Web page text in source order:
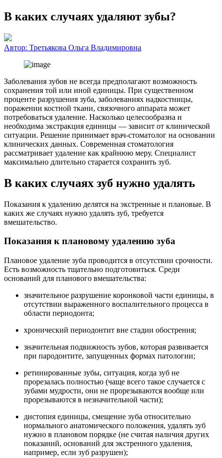
В каких случаях удаляют зубы?
Автор: Третьякова Ольга Владимировна
Заболевания зубов не всегда предполагают возможность
сохранения той или иной единицы. При существенном
проценте разрушения зуба, заболеваниях надкостницы,
поражении костной ткани, связочного аппарата может
потребоваться удаление. Насколько целесообразна и
необходима экстракция единицы — зависит от клинической
ситуации. Решение принимает врач-стоматолог на основании
клинических данных. Современная стоматология
рассматривает удаление как крайнюю меру. Специалист
максимально длительно старается сохранить зуб.
В каких случаях зуб нужно удалять
Показания к удалению делятся на экстренные и плановые. В
каких же случаях нужно удалять зуб, требуется
вмешательство.
Показания к плановому удалению зуба
Плановое удаление зуба проводится в отсутствии срочности.
Есть возможность тщательно подготовиться. Среди
оснований для планового вмешательства:
значительное разрушение коронковой части единицы, в
отсутствии выраженного воспалительного процесса в
области периодонта;
хронический периодонтит вне стадии обострения;
значительная подвижность зубов, которая развивается
при пародонтите, запущенных формах патологии;
ретинированные зубы, ситуация, когда зуб не
прорезалась полностью (чаще всего такое случается с
зубами мудрости, они не прорезываются вообще или
прорезываются в незначительной части);
дистопия единицы, смещение зуба относительно
нормального анатомического положения, удалять зуб
нужно в плановом порядке (не считая наличия других
показаний, оснований для экстренного удаления,
например, если зуб разрушен);